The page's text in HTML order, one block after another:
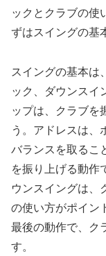
ックとクラブの使
ずはスイングの基
スイングの基本は
ック、ダウンスイ
ップは、クラブを
う。アドレスは、
バランスを取るこ
を振り上げる動作
ウンスイングは、
の使い方がポイン
最後の動作で、ク
す。